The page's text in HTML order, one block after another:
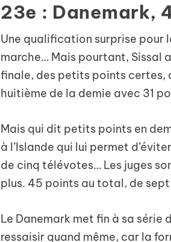
23e : Danemark,
Une qualification surprise pour
marche… Mais pourtant, Sissal
finale, des petits points certes,
huitième de la demie avec 31
Mais qui dit petits points en
à l’Islande qui lui permet
de cinq télévotes… Les juges
plus. 45 points au total, de
Le Danemark met fin à sa
ressaisir quand même, car la